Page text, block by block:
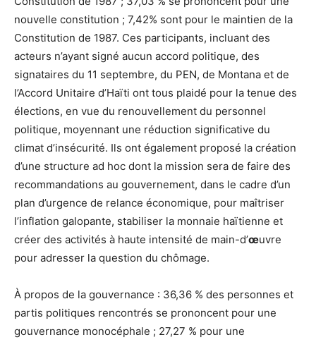
nouvelle constitution ; 7,42% sont pour le maintien de la
Constitution de 1987. Ces participants, incluant des
acteurs n’ayant signé aucun accord politique, des
signataires du 11 septembre, du PEN, de Montana et de
l’Accord Unitaire d’Haïti ont tous plaidé pour la tenue des
élections, en vue du renouvellement du personnel
politique, moyennant une réduction significative du
climat d’insécurité. Ils ont également proposé la création
d’une structure ad hoc dont la mission sera de faire des
recommandations au gouvernement, dans le cadre d’un
plan d’urgence de relance économique, pour maîtriser
l’inflation galopante, stabiliser la monnaie haïtienne et
créer des activités à haute intensité de main-d’œuvre
pour adresser la question du chômage.
À propos de la gouvernance : 36,36 % des personnes et
partis politiques rencontrés se prononcent pour une
gouvernance monocéphale ; 27,27 % pour une